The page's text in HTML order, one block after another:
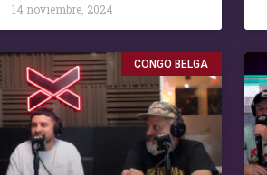
14 noviembre, 2024
CONGO BELGA